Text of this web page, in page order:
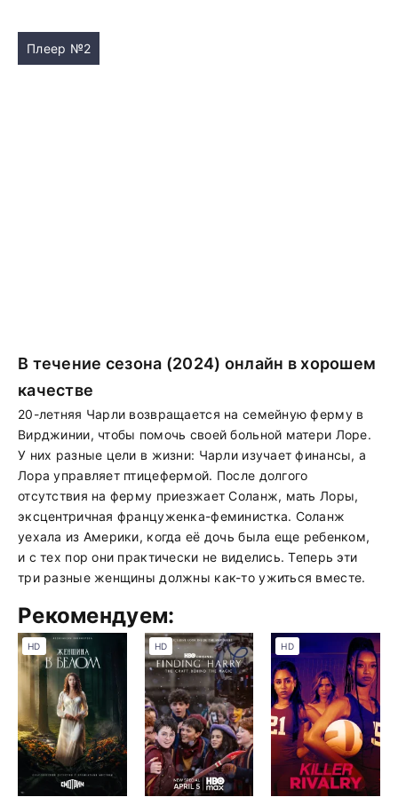
Плеер №2
В течение сезона (2024) онлайн в хорошем
качестве
20-летняя Чарли возвращается на семейную ферму в
Вирджинии, чтобы помочь своей больной матери Лоре.
У них разные цели в жизни: Чарли изучает финансы, а
Лора управляет птицефермой. После долгого
отсутствия на ферму приезжает Соланж, мать Лоры,
эксцентричная француженка-феминистка. Соланж
уехала из Америки, когда её дочь была еще ребенком,
и с тех пор они практически не виделись. Теперь эти
три разные женщины должны как-то ужиться вместе.
Рекомендуем:
HD HD HD